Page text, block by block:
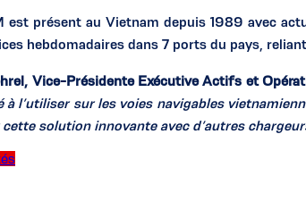
est présent au Vietnam depuis 1989 avec
hebdomadaires dans 7 ports du pays,
Vice-Présidente Exécutive Actifs et
à l’utiliser sur les voies navigables
cette solution innovante avec d’autres